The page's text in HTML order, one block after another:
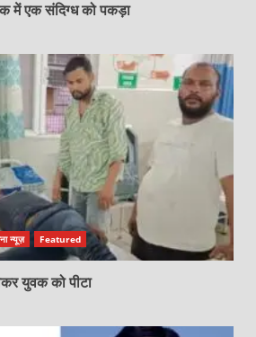
में एक संदिग्ध को पकड़ा
न्यूज़ Featured
युवक को पीटा